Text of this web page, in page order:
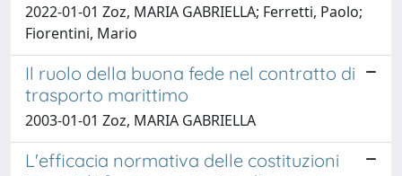
2022-01-01 Zoz, MARIA GABRIELLA; Ferretti, Paolo;
Fiorentini, Mario
Il ruolo della buona fede nel contratto di
trasporto marittimo
2003-01-01 Zoz, MARIA GABRIELLA
L'efficacia normativa delle costituzioni